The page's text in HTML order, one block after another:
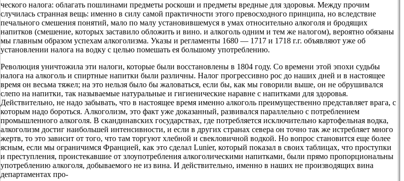
ческого налога: облагать пошлинами предметы роскоши и предметы вредные для здоровья. Между прочим
случилась странная вещь: именно в силу самой практичности этого превосходного принципа, но вследствие
печального смешения понятий, мало по малу установившемуся в умах относительно алкоголя и бродящих
напитков (смешение, которых заставило обложить и вино. и алкоголь одним и тем же налогом), вероятно обязаны
мы главным образом успехам алкоголизма. Указы и регламенты 1680 — 1717 и 1718 г.г. объявляют уже об
установлении налога на водку с целью помешать ея большому употреблению.
Революция уничтожила эти налоги, которые были восстановлены в 1804 году. Со времени этой эпохи судьбы
налога на алкоголь и спиртные напитки были различны. Налог прогрессивно рос до наших дней и в настоящее
время он весьма тяжел; на это нельзя было бы жаловаться, если бы, как мы говорили выше, он не обрушивался
слепо на напитки, так называемые натуральные и гигиенические наравне с напитками для здоровья.
Действительно, не надо забывать, что в настоящее время именно алкоголь преимущественно представляет врага, с
которым надо бороться. Алкоголизм, это факт уже доказанный, развивался параллельно с потреблением
промышленного алкоголя. В скандинавских государствах, где потребляется исключительно картофельная водка,
алкоголизм достиг наибольшей интенсивности, и если в других странах севера он точно так же истребляет много
жертв, то это зависит от того, что там торгуют хлебной и свекловичной водкой. Но вопрос становится еще более
ясным, если мы ограничимся Францией, как это сделал Lunier, который показал в своих таблицах, что проступки
и преступления, проистекавшие от злоупотребления алкоголическими напитками, были прямо пропорциональны
употреблению алкоголя, добываемого не из вина. И действительно, именно в наших не производящих вина
департаментах про-